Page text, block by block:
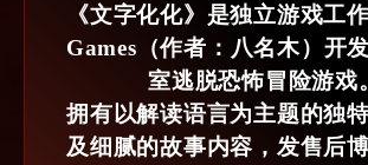
《文字化化》是独立游戏工
Games（作者：八名木） 开
室逃脱恐怖冒险游戏
拥有以解读语言为主题的独
及细腻的故事内容， 发售后